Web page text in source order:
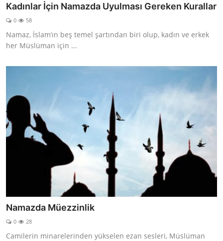
Kadınlar İçin Namazda Uyulması Gereken Kurallar
0 58
Namaz, İslam’ın beş temel şartından biri olup, kadın ve erkek
her Müslüman için ...
Namazda Müezzinlik
0 28
Camilerin minarelerinden yükselen ezan sesleri, Müslüman